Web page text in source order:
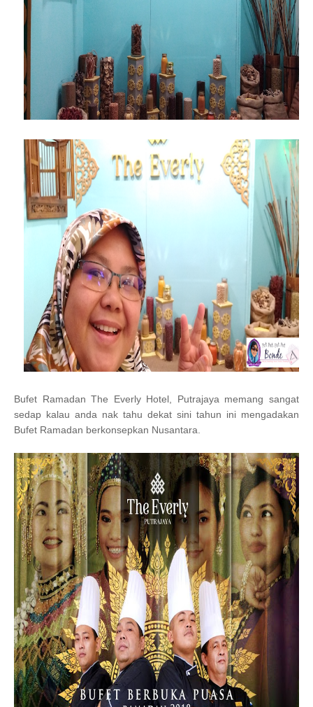
Bufet Ramadan The Everly Hotel, Putrajaya memang sangat
sedap kalau anda nak tahu dekat sini tahun ini mengadakan
Bufet Ramadan berkonsepkan Nusantara.